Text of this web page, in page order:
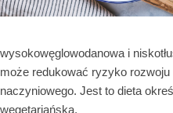
wysokowęglowodanowa i
może redukować ryzyko rozwoju
naczyniowego. Jest to dieta
wegetariańska.